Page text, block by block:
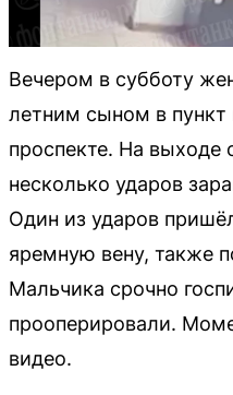
Вечером в субботу
летним сыном в
проспекте. На выходе
несколько ударов
Один из ударов
яремную вену, также
Мальчика срочно
прооперировали.
видео.